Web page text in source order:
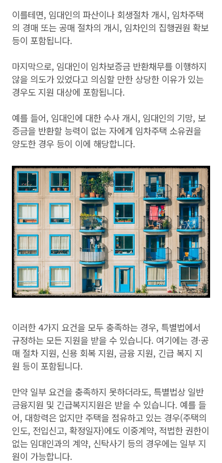
이를테면, 임대인의 파산이나 회생절차 개시, 임차주택
의 경매 또는 공매 절차의 개시, 임차인의 집행권원 확보
등이 포함됩니다.
마지막으로, 임대인이 임차보증금 반환채무를 이행하지
않을 의도가 있었다고 의심할 만한 상당한 이유가 있는
경우도 지원 대상에 포함됩니다.
예를 들어, 임대인에 대한 수사 개시, 임대인의 기망, 보
증금을 반환할 능력이 없는 자에게 임차주택 소유권을
양도한 경우 등이 이에 해당합니다.
이러한 4가지 요건을 모두 충족하는 경우, 특별법에서
규정하는 모든 지원을 받을 수 있습니다. 여기에는 경·공
매 절차 지원, 신용 회복 지원, 금융 지원, 긴급 복지 지
원 등이 포함됩니다.
만약 일부 요건을 충족하지 못하더라도, 특별법상 일반
금융지원 및 긴급복지지원은 받을 수 있습니다. 예를 들
어, 대항력은 없지만 주택을 점유하고 있는 경우(주택의
인도, 전입신고, 확정일자)에도 이중계약, 적법한 권한이
없는 임대인과의 계약, 신탁사기 등의 경우에는 일부 지
원이 가능합니다.